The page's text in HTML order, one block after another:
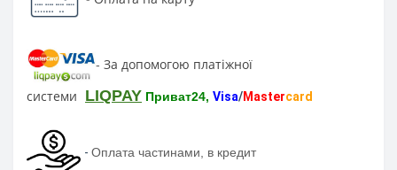
- За допомогою платіжної
системи LIQPAY Приват24, Visa/Mastercard
- Оплата частинами, в кредит